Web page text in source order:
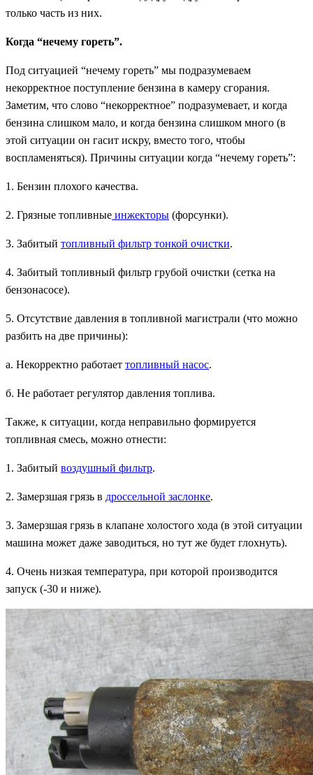
только часть из них.
Когда “нечему гореть”.
Под ситуацией “нечему гореть” мы подразумеваем
некорректное поступление бензина в камеру сгорания.
Заметим, что слово “некорректное” подразумевает, и когда
бензина слишком мало, и когда бензина слишком много (в
этой ситуации он гасит искру, вместо того, чтобы
воспламеняться). Причины ситуации когда “нечему гореть”:
1. Бензин плохого качества.
2. Грязные топливные инжекторы (форсунки).
3. Забитый топливный фильтр тонкой очистки.
4. Забитый топливный фильтр грубой очистки (сетка на
бензонасосе).
5. Отсутствие давления в топливной магистрали (что можно
разбить на две причины):
а. Некорректно работает топливный насос.
б. Не работает регулятор давления топлива.
Также, к ситуации, когда неправильно формируется
топливная смесь, можно отнести:
1. Забитый воздушный фильтр.
2. Замерзшая грязь в дроссельной заслонке.
3. Замерзшая грязь в клапане холостого хода (в этой ситуации
машина может даже заводиться, но тут же будет глохнуть).
4. Очень низкая температура, при которой производится
запуск (-30 и ниже).